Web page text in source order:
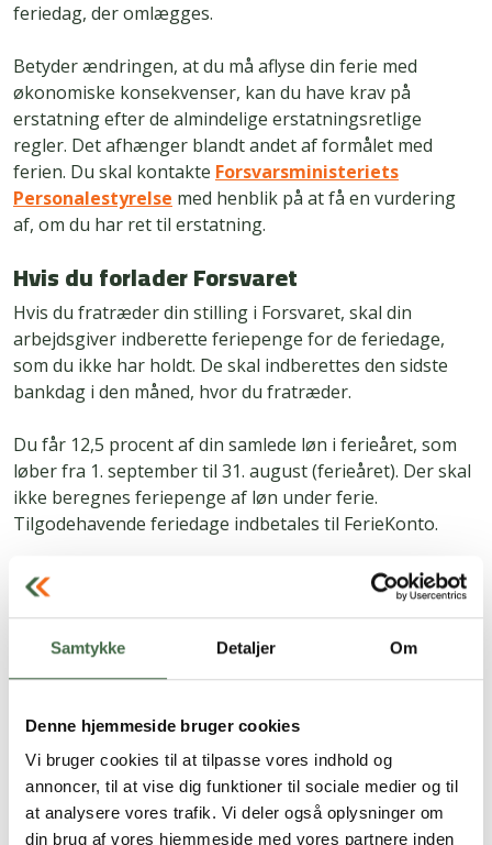
Samtykke Detaljer Om
Denne hjemmeside bruger cookies
Vi bruger cookies til at tilpasse vores indhold og
annoncer, til at vise dig funktioner til sociale medier og til
at analysere vores trafik. Vi deler også oplysninger om
din brug af vores hjemmeside med vores partnere inden
feriedag, der omlægges.
Betyder ændringen, at du må aflyse din ferie med
økonomiske konsekvenser, kan du have krav på
erstatning efter de almindelige erstatningsretlige
regler. Det afhænger blandt andet af formålet med
ferien. Du skal kontakte Forsvarsministeriets
Personalestyrelse med henblik på at få en vurdering
af, om du har ret til erstatning.
Hvis du forlader Forsvaret
Hvis du fratræder din stilling i Forsvaret, skal din
arbejdsgiver indberette feriepenge for de feriedage,
som du ikke har holdt. De skal indberettes den sidste
bankdag i den måned, hvor du fratræder.
Du får 12,5 procent af din samlede løn i ferieåret, som
løber fra 1. september til 31. august (ferieåret). Der skal
ikke beregnes feriepenge af løn under ferie.
Tilgodehavende feriedage indbetales til FerieKonto.
Hvis du forlader det danske
arbejdsmarked
Hvis du fratræder din stilling og samtidig forlader det
danske arbejdsmarked, kan du få udbetalt de
ferien. Det gælder, hvis du modtager folkepension,
Det gælder ikke, hvis du modtager efterløn, og du skal
være opmærksom på, at feriepengene kan blive